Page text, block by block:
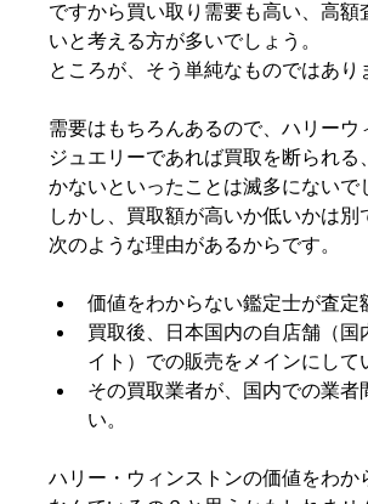
ですから買い取り需要も高い、高額
いと考える方が多いでしょう。
ところが、そう単純なものではあり
需要はもちろんあるので、ハリーウ
ジュエリーであれば買取を断られる
かないといったことは滅多にないで
しかし、買取額が高いか低いかは別
次のような理由があるからです。
価値をわからない鑑定士が査定
買取後、日本国内の自店舗（国
イト）での販売をメインにして
その買取業者が、国内での業者
い。
ハリー・ウィンストンの価値をわか